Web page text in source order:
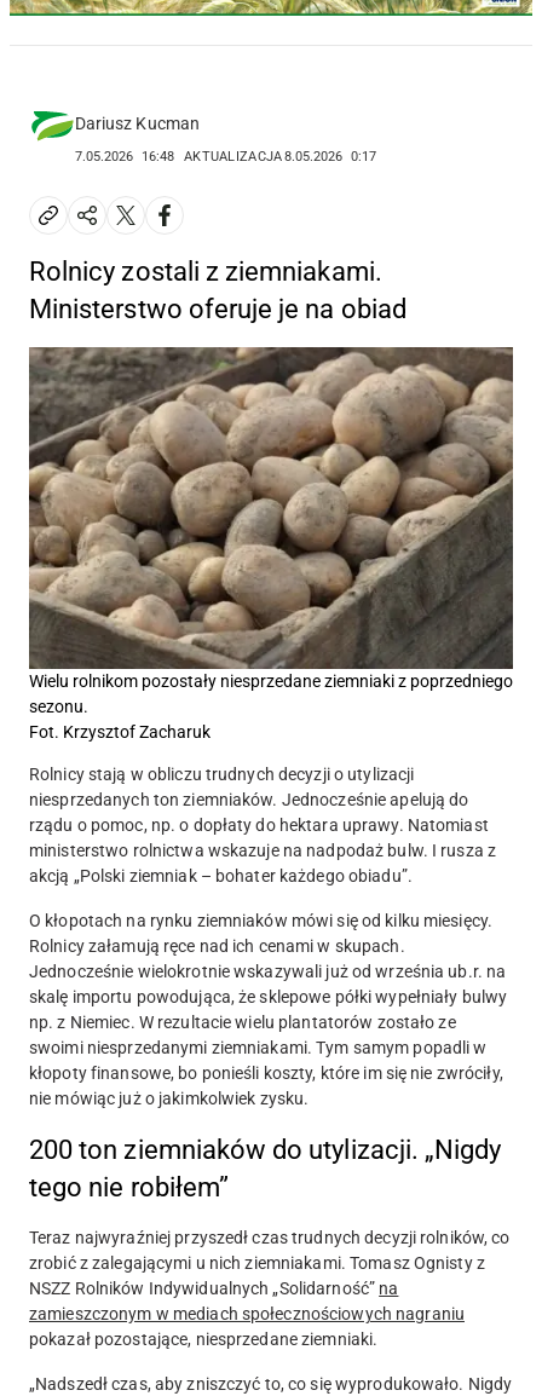
Dariusz Kucman
7.05.2026 16:48 AKTUALIZACJA8.05.2026 0:17
Rolnicy zostali z ziemniakami.
Ministerstwo oferuje je na obiad
Wielu rolnikom pozostały niesprzedane ziemniaki z poprzedniego
sezonu.
Fot. Krzysztof Zacharuk
Rolnicy stają w obliczu trudnych decyzji o utylizacji
niesprzedanych ton ziemniaków. Jednocześnie apelują do
rządu o pomoc, np. o dopłaty do hektara uprawy. Natomiast
ministerstwo rolnictwa wskazuje na nadpodaż bulw. I rusza z
akcją „Polski ziemniak – bohater każdego obiadu”.
O kłopotach na rynku ziemniaków mówi się od kilku miesięcy.
Rolnicy załamują ręce nad ich cenami w skupach.
Jednocześnie wielokrotnie wskazywali już od września ub.r. na
skalę importu powodująca, że sklepowe półki wypełniały bulwy
np. z Niemiec. W rezultacie wielu plantatorów zostało ze
swoimi niesprzedanymi ziemniakami. Tym samym popadli w
kłopoty finansowe, bo ponieśli koszty, które im się nie zwróciły,
nie mówiąc już o jakimkolwiek zysku.
200 ton ziemniaków do utylizacji. „Nigdy
tego nie robiłem”
Teraz najwyraźniej przyszedł czas trudnych decyzji rolników, co
zrobić z zalegającymi u nich ziemniakami. Tomasz Ognisty z
NSZZ Rolników Indywidualnych „Solidarność” na
zamieszczonym w mediach społecznościowych nagraniu
pokazał pozostające, niesprzedane ziemniaki.
„Nadszedł czas, aby zniszczyć to, co się wyprodukowało. Nigdy